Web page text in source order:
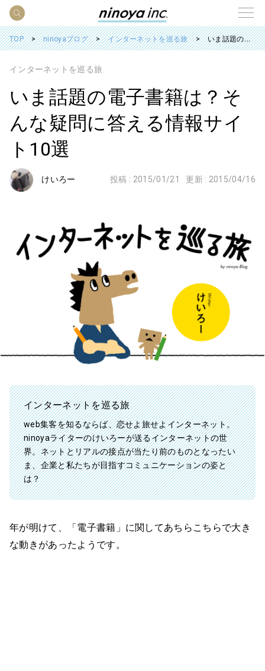
TOP ninoyaブログ インターネットを巡る旅 いま話題の電子書籍は？そんな疑問に答える情報サイト10選
インターネットを巡る旅
いま話題の電子書籍は？そ
んな疑問に答える情報サイ
ト10選
けいろー 投稿 : 2015/01/21 更新 : 2015/04/16
インターネットを巡る旅
web集客を知るならば、恋せよ旅せよインターネット。
ninoyaライターのけいろーが送るインターネットの世
界。ネットとリアルの接点が当たり前のものとなったい
ま、企業と私たちが目指すコミュニケーションの姿と
は？
年が明けて、「電子書籍」に関してあちらこちらで大き
な動きがあったようです。